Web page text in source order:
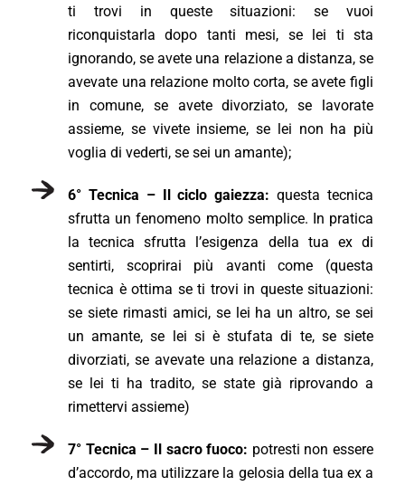
ti trovi in queste situazioni: se vuoi
riconquistarla dopo tanti mesi, se lei ti sta
ignorando, se avete una relazione a distanza, se
avevate una relazione molto corta, se avete figli
in comune, se avete divorziato, se lavorate
assieme, se vivete insieme, se lei non ha più
voglia di vederti, se sei un amante);
6° Tecnica – Il ciclo gaiezza: questa tecnica
sfrutta un fenomeno molto semplice. In pratica
la tecnica sfrutta l’esigenza della tua ex di
sentirti, scoprirai più avanti come (questa
tecnica è ottima se ti trovi in queste situazioni:
se siete rimasti amici, se lei ha un altro, se sei
un amante, se lei si è stufata di te, se siete
divorziati, se avevate una relazione a distanza,
se lei ti ha tradito, se state già riprovando a
rimettervi assieme)
7° Tecnica – Il sacro fuoco: potresti non essere
d’accordo, ma utilizzare la gelosia della tua ex a